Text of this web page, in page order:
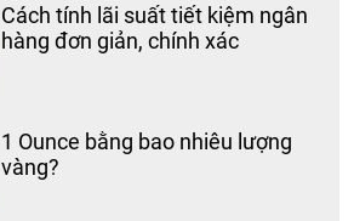
Cách tính lãi suất tiết kiệm ngân
hàng đơn giản, chính xác
1 Ounce bằng bao nhiêu lượng
vàng?